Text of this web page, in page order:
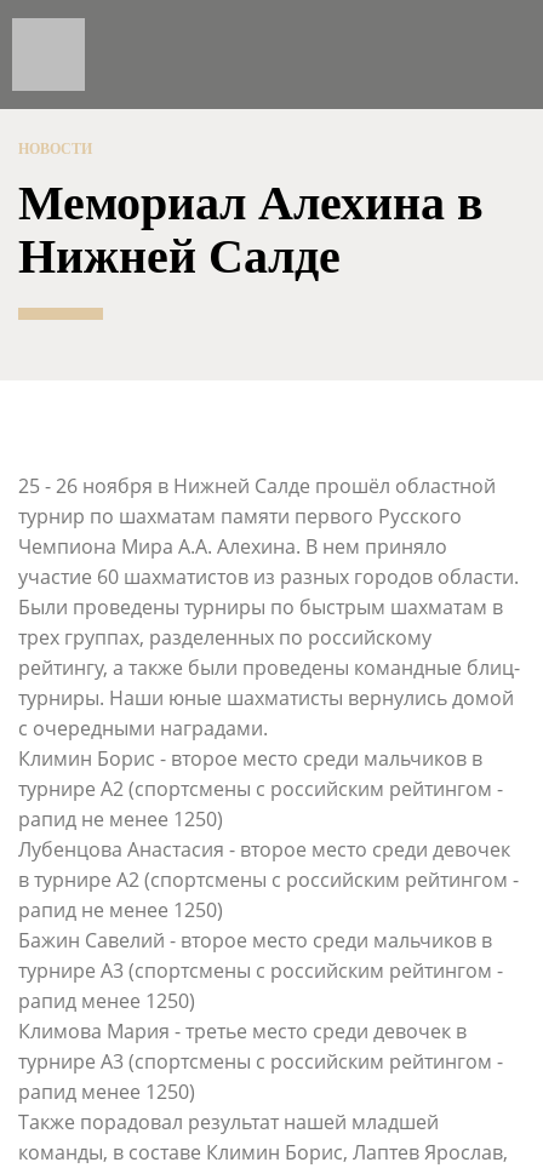
НОВОСТИ
Мемориал Алехина в
Нижней Салде
25 - 26 ноября в Нижней Салде прошёл областной
турнир по шахматам памяти первого Русского
Чемпиона Мира А.А. Алехина. В нем приняло
участие 60 шахматистов из разных городов области.
Были проведены турниры по быстрым шахматам в
трех группах, разделенных по российскому
рейтингу, а также были проведены командные блиц-
турниры. Наши юные шахматисты вернулись домой
с очередными наградами.
Климин Борис - второе место среди мальчиков в
турнире A2 (спортсмены с российским рейтингом -
рапид не менее 1250)
Лубенцова Анастасия - второе место среди девочек
в турнире A2 (спортсмены с российским рейтингом -
рапид не менее 1250)
Бажин Савелий - второе место среди мальчиков в
турнире A3 (спортсмены с российским рейтингом -
рапид менее 1250)
Климова Мария - третье место среди девочек в
турнире A3 (спортсмены с российским рейтингом -
рапид менее 1250)
Также порадовал результат нашей младшей
команды, в составе Климин Борис, Лаптев Ярослав,